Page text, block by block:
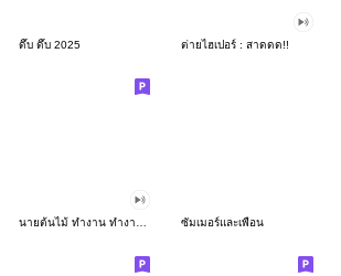
ดึ๊บ ดึ๊บ 2025 ต่ายไฮเปอร์ : สาดดด!!
ซัมเมอร์และเพื่อน